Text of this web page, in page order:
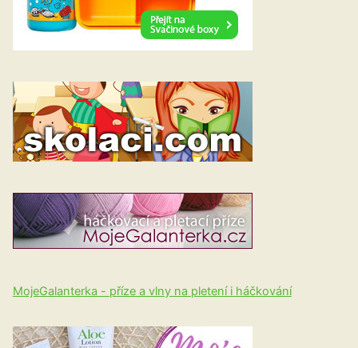
MojeGalanterka - příze a vlny na pletení i háčkování